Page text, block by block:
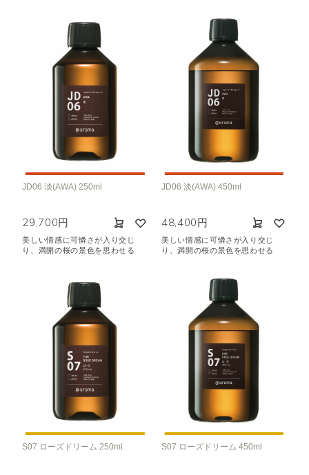
JD06 淡(AWA) 250ml
29,700円
美しい情感に可憐さが入り交じ
り、満開の桜の景色を思わせる
JD06 淡(AWA) 450ml
48,400円
美しい情感に可憐さが入り交じ
り、満開の桜の景色を思わせる
S07 ローズドリーム 250ml S07 ローズドリーム 450ml